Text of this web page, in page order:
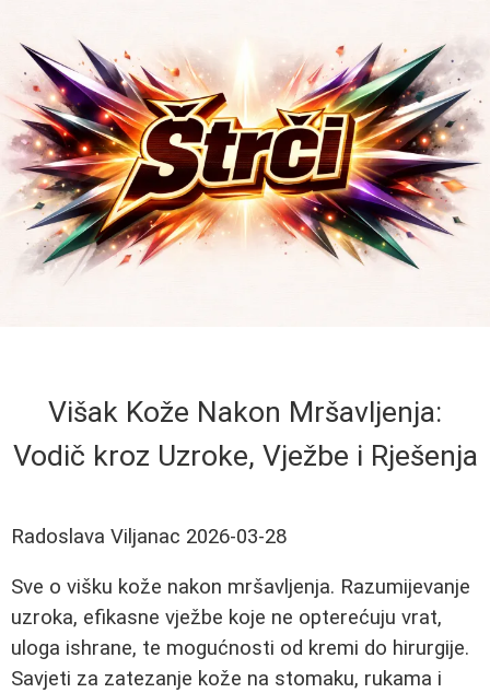
Višak Kože Nakon Mršavljenja:
Vodič kroz Uzroke, Vježbe i Rješenja
Radoslava Viljanac 2026-03-28
Sve o višku kože nakon mršavljenja. Razumijevanje
uzroka, efikasne vježbe koje ne opterećuju vrat,
uloga ishrane, te mogućnosti od kremi do hirurgije.
Savjeti za zatezanje kože na stomaku, rukama i